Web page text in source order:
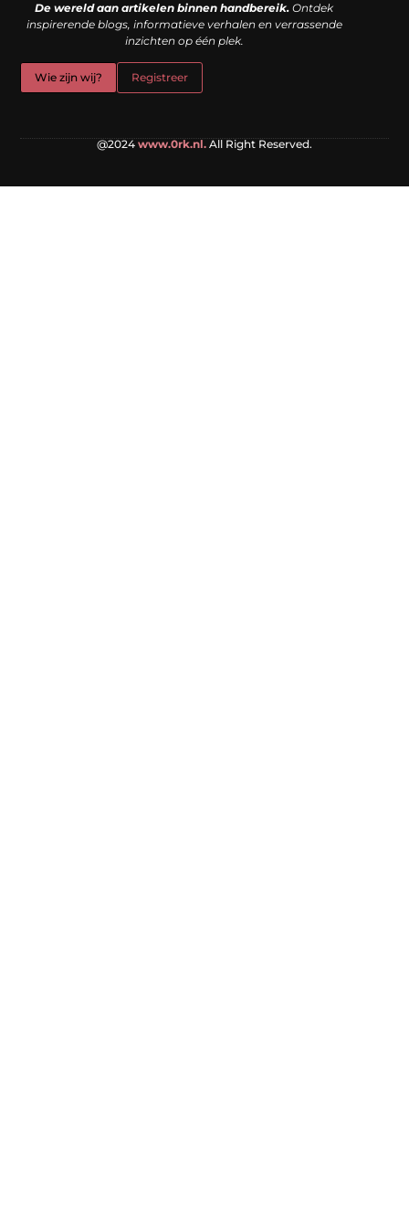
De wereld aan artikelen binnen handbereik. Ontdek
inspirerende blogs, informatieve verhalen en verrassende
inzichten op één plek.
Wie zijn wij? Registreer
@2024 www.0rk.nl. All Right Reserved.